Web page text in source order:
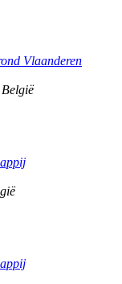
Vlaanderen
België